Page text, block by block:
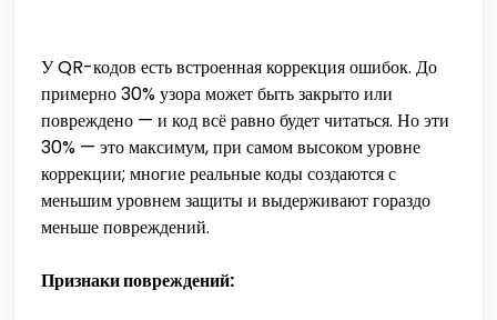
У QR-кодов есть встроенная коррекция ошибок. До
примерно 30% узора может быть закрыто или
повреждено — и код всё равно будет читаться. Но эти
30% — это максимум, при самом высоком уровне
коррекции; многие реальные коды создаются с
меньшим уровнем защиты и выдерживают гораздо
меньше повреждений.
Признаки повреждений: